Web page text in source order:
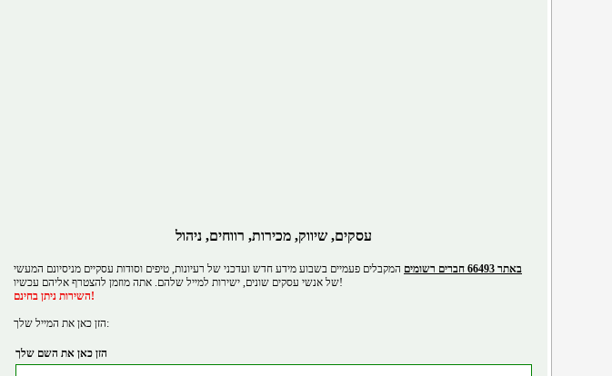
עסקים, שיווק, מכירות, רווחים, ניהול
באתר 66493 חברים רשומים
המקבלים פעמיים בשבוע מידע חדש ועדכני של רעיונות, טיפים וסודות עסקיים מניסיונם המעשי
של אנשי עסקים שונים, ישירות למייל שלהם. אתה מוזמן להצטרף אליהם עכשיו!
השירות ניתן בחינם!
הזן כאן את המייל שלך:
הזן כאן את השם שלך